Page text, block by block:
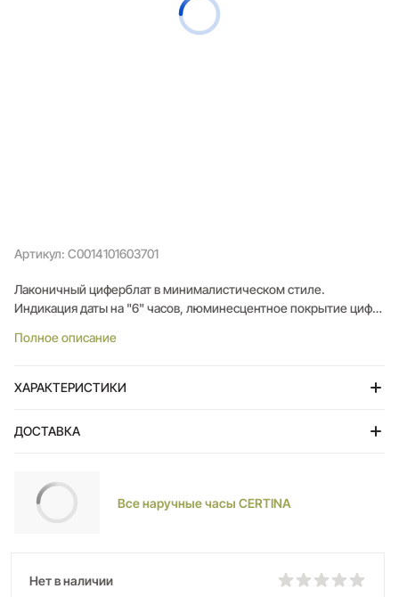
Артикул: C0014101603701
Лаконичный циферблат в минималистическом стиле.
Индикация даты на "6" часов, люминесцентное покрытие цифр,
калибр F06.111
Полное описание
ХАРАКТЕРИСТИКИ
ДОСТАВКА
Все наручные часы CERTINA
Нет в наличии